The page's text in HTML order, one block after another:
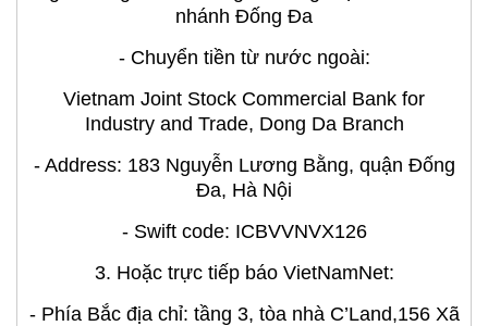
nhánh Đống Đa
- Chuyển tiền từ nước ngoài:
Vietnam Joint Stock Commercial Bank for
Industry and Trade, Dong Da Branch
- Address: 183 Nguyễn Lương Bằng, quận Đống
Đa, Hà Nội
- Swift code: ICBVVNVX126
3. Hoặc trực tiếp báo VietNamNet:
- Phía Bắc địa chỉ: tầng 3, tòa nhà C’Land,156 Xã